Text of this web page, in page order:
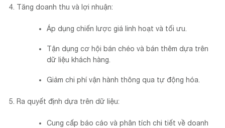
Tăng doanh thu và lợi nhuận:
Áp dụng chiến lược giá linh hoạt và tối ưu.
Tận dụng cơ hội bán chéo và bán thêm dựa trên
dữ liệu khách hàng.
Giảm chi phí vận hành thông qua tự động hóa.
Ra quyết định dựa trên dữ liệu:
Cung cấp báo cáo và phân tích chi tiết về doanh